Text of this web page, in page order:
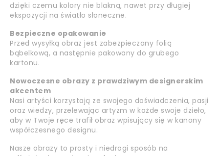
dzięki czemu kolory nie blakną, nawet przy długiej
ekspozycji na światło słoneczne.
Bezpieczne opakowanie
Przed wysyłką obraz jest zabezpieczany folią
bąbelkową, a następnie pakowany do grubego
kartonu.
Nowoczesne obrazy z prawdziwym designerskim
akcentem
Nasi artyści korzystają ze swojego doświadczenia, pasji
oraz wiedzy, przelewając artyzm w każde swoje dzieło,
aby w Twoje ręce trafił obraz wpisujący się w kanony
współczesnego designu.
Nasze obrazy to prosty i niedrogi sposób na